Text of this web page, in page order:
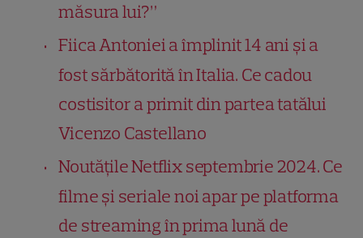
măsura lui?”
Fiica Antoniei a împlinit 14 ani și a
fost sărbătorită în Italia. Ce cadou
costisitor a primit din partea tatălui
Vicenzo Castellano
Noutățile Netflix septembrie 2024. Ce
filme și seriale noi apar pe platforma
de streaming în prima lună de